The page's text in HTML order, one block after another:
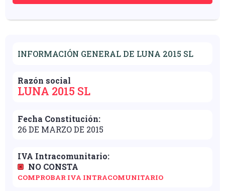
INFORMACIÓN GENERAL DE LUNA 2015 SL
Razón social
LUNA 2015 SL
Fecha Constitución:
26 DE MARZO DE 2015
IVA Intracomunitario:
NO CONSTA
COMPROBAR IVA INTRACOMUNITARIO